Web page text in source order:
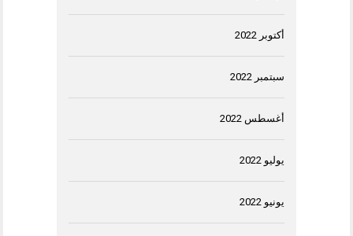
أكتوبر 2022
سبتمبر 2022
أغسطس 2022
يوليو 2022
يونيو 2022